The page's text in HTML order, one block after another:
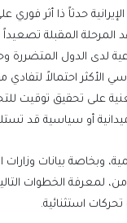
حدثاً ذا أثر فوري
المقبلة تصعيداً
لدى الدول المتضررة
الأكثر احتمالاً
على تحقيق توقيت
أو سياسية قد
وبخاصة بيانات وزارات
لمعرفة الخطوات
استثنائية.